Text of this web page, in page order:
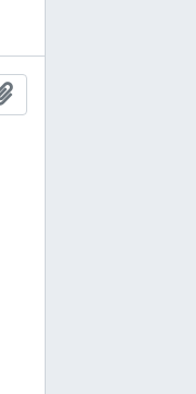
Add to clipboard